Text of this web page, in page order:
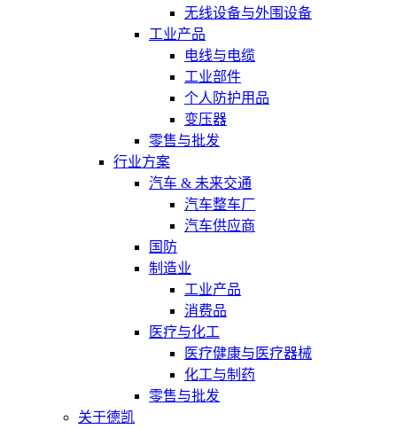
无线设备与外围设备
工业产品
电线与电缆
工业部件
个人防护用品
变压器
零售与批发
行业方案
汽车 & 未来交通
汽车整车厂
汽车供应商
国防
制造业
工业产品
消费品
医疗与化工
医疗健康与医疗器械
化工与制药
零售与批发
关于德凯